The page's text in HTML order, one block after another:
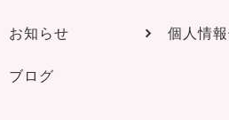
お知らせ 個人情
ブログ